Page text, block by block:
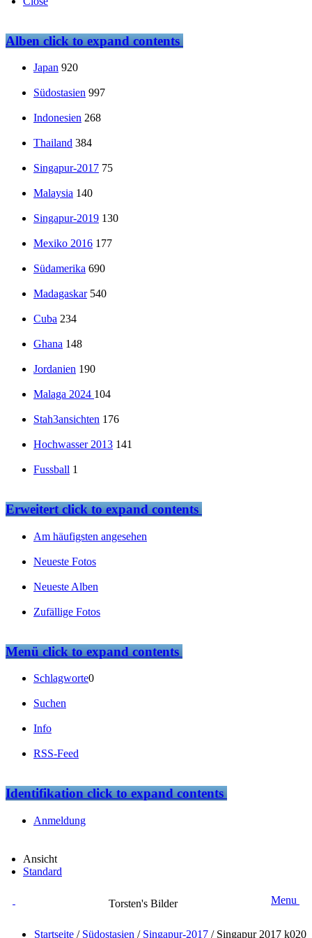
Albenclick to expand contents
Japan 920
Südostasien 997
Indonesien 268
Thailand 384
Singapur-2017 75
Malaysia 140
Singapur-2019 130
Mexiko 2016 177
Südamerika 690
Madagaskar 540
Cuba 234
Ghana 148
Jordanien 190
Malaga 2024 104
Stah3ansichten 176
Hochwasser 2013 141
Fussball 1
Erweitertclick to expand contents
Am häufigsten angesehen
Neueste Fotos
Neueste Alben
Zufällige Fotos
Menüclick to expand contents
Schlagworte0
Suchen
Info
RSS-Feed
Identifikationclick to expand contents
Anmeldung
Ansicht
Standard
Torsten's Bilder Menu
Startseite/ Südostasien / Singapur-2017/ Singapur 2017 k020